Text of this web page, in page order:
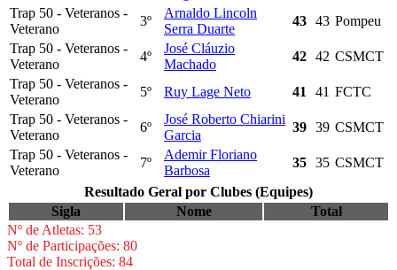
Trap 50 - Veteranos -
Veterano
3º
Arnaldo Lincoln
Serra Duarte
43 43 Pompeu
Trap 50 - Veteranos -
Veterano
4º
José Cláuzio
Machado
42 42 CSMCT
Trap 50 - Veteranos -
Veterano
5º Ruy Lage Neto 41 41 FCTC
Trap 50 - Veteranos -
Veterano
6º
José Roberto Chiarini
Garcia
39 39 CSMCT
Trap 50 - Veteranos -
Veterano
7º
Ademir Floriano
Barbosa
35 35 CSMCT
Resultado Geral por Clubes (Equipes)
Sigla
Nome
Total
Nº de Atletas: 53
Nº de Participações: 80
Total de Inscrições: 84